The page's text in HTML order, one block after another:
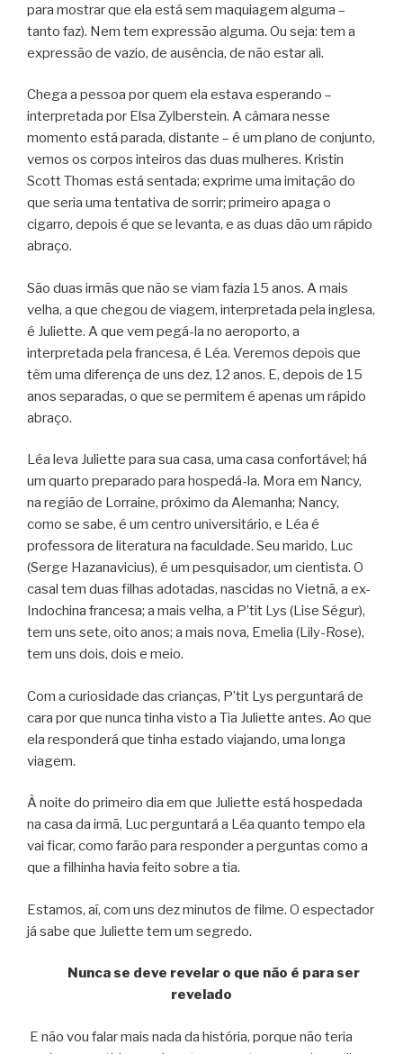
para mostrar que ela está sem maquiagem alguma –
tanto faz). Nem tem expressão alguma. Ou seja: tem a
expressão de vazio, de ausência, de não estar ali.
Chega a pessoa por quem ela estava esperando –
interpretada por Elsa Zylberstein. A câmara nesse
momento está parada, distante – é um plano de conjunto,
vemos os corpos inteiros das duas mulheres. Kristin
Scott Thomas está sentada; exprime uma imitação do
que seria uma tentativa de sorrir; primeiro apaga o
cigarro, depois é que se levanta, e as duas dão um rápido
abraço.
São duas irmãs que não se viam fazia 15 anos. A mais
velha, a que chegou de viagem, interpretada pela inglesa,
é Juliette. A que vem pegá-la no aeroporto, a
interpretada pela francesa, é Léa. Veremos depois que
têm uma diferença de uns dez, 12 anos. E, depois de 15
anos separadas, o que se permitem é apenas um rápido
abraço.
Léa leva Juliette para sua casa, uma casa confortável; há
um quarto preparado para hospedá-la. Mora em Nancy,
na região de Lorraine, próximo da Alemanha; Nancy,
como se sabe, é um centro universitário, e Léa é
professora de literatura na faculdade. Seu marido, Luc
(Serge Hazanavicius), é um pesquisador, um cientista. O
casal tem duas filhas adotadas, nascidas no Vietnã, a ex-
Indochina francesa; a mais velha, a P’tit Lys (Lise Ségur),
tem uns sete, oito anos; a mais nova, Emelia (Lily-Rose),
tem uns dois, dois e meio.
Com a curiosidade das crianças, P’tit Lys perguntará de
cara por que nunca tinha visto a Tia Juliette antes. Ao que
ela responderá que tinha estado viajando, uma longa
viagem.
À noite do primeiro dia em que Juliette está hospedada
na casa da irmã, Luc perguntará a Léa quanto tempo ela
vai ficar, como farão para responder a perguntas como a
que a filhinha havia feito sobre a tia.
Estamos, aí, com uns dez minutos de filme. O espectador
já sabe que Juliette tem um segredo.
Nunca se deve revelar o que não é para ser
revelado
E não vou falar mais nada da história, porque não teria